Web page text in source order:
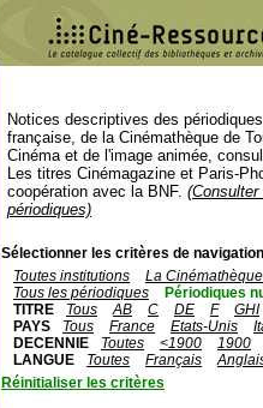
Notices descriptives des
française, de la Cinémathèque de
Cinéma et de l'image animée,
Les titres Cinémagazine et Paris-
coopération avec la BNF.
périodiques)
Sélectionner les critères de
Toutes institutions
La
Tous les périodiques
Périodiques
TITRE
Tous AB C DE F
GHI
PAYS
Tous France Etats-Unis
DECENNIE
Toutes <1900
1900
LANGUE
Toutes Français
Réinitialiser les critères